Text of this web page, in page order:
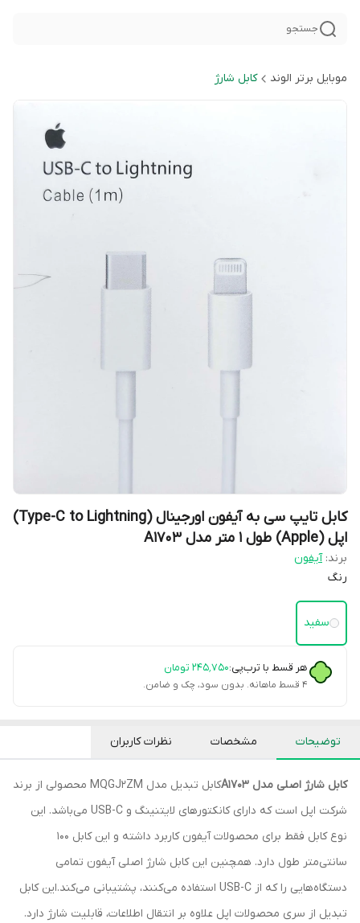
جستجو
موبایل برتر الوند کابل شارژ
کابل تایپ سی به آیفون اورجینال (Type-C to Lightning)
اپل (Apple) طول 1 متر مدل A1703
برند: آیفون
رنگ
سفید
هر قسط با ترب‌پی:۲۴۵٬۷۵۰ تومان
۴ قسط ماهانه. بدون سود، چک و ضامن.
توضیحات مشخصات نظرات کاربران
کابل شارژ اصلی مدل A1703
کابل تبدیل مدل MQGJ2ZM محصولی از برند
شرکت اپل است که دارای کانکتورهای لایتنینگ و USB-C می‌باشد. این
نوع کابل‌ فقط برای محصولات آیفون کاربرد داشته و این کابل 100
سانتی‌متر طول دارد. همچنین این کابل شارژ اصلی آیفون تمامی
دستگاه‌هایی را که از USB-C استفاده می‌کنند، پشتیبانی می‌کند.این کابل
تبدیل از سری محصولات اپل علاوه بر انتقال اطلاعات، قابلیت شارژ دارد.